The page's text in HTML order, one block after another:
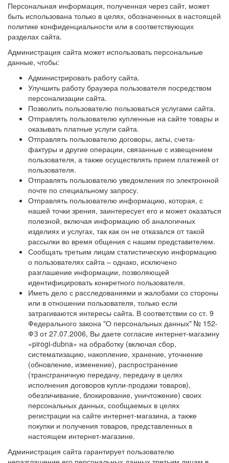
Персональная информация, полученная через сайт, может
быть использована только в целях, обозначенных в настоящей
политике конфиденциальности или в соответствующих
разделах сайта.
Администрация сайта может использовать персональные
данные, чтобы:
Администрировать работу сайта.
Улучшить работу браузера пользователя посредством
персонализации сайта.
Позволить пользователю пользоваться услугами сайта.
Отправлять пользователю купленные на сайте товары и
оказывать платные услуги сайта.
Отправлять пользователю договоры, акты, счета-
фактуры и другие операции, связанные с извещением
пользователя, а также осуществлять прием платежей от
пользователя.
Отправлять пользователю уведомления по электронной
почте по специальному запросу.
Отправлять пользователю информацию, которая, с
нашей точки зрения, заинтересует его и может оказаться
полезной, включая информацию об аналогичных
изделиях и услугах, так как он не отказался от такой
рассылки во время общения с нашим представителем.
Сообщать третьим лицам статистическую информацию
о пользователях сайта – однако, исключено
разглашение информации, позволяющей
идентифицировать конкретного пользователя.
Иметь дело с расследованиями и жалобами со стороны
или в отношении пользователя, только если
затрагиваются интересы сайта. В соответствии со ст. 9
Федерального закона "О персональных данных" № 152-
ФЗ от 27.07.2006, Вы даете согласие интернет-магазину
«pirogi-dubna» на обработку (включая сбор,
систематизацию, накопление, хранение, уточнение
(обновление, изменение), распространение
(трансграничную передачу, передачу в целях
исполнения договоров купли-продажи товаров),
обезличивание, блокирование, уничтожение) своих
персональных данных, сообщаемых в целях
регистрации на сайте интернет-магазина, а также
покупки и получения товаров, представленных в
настоящем интернет-магазине.
Администрация сайта гарантирует пользователю